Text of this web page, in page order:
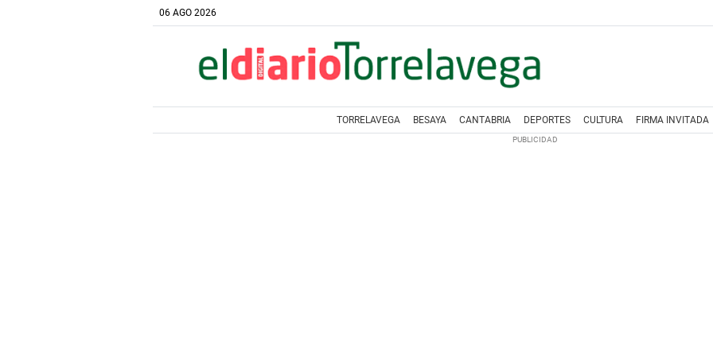
06 AGO 2026
TORRELAVEGA BESAYA CANTABRIA DEPORTES CULTURA FIRMA INVITADA